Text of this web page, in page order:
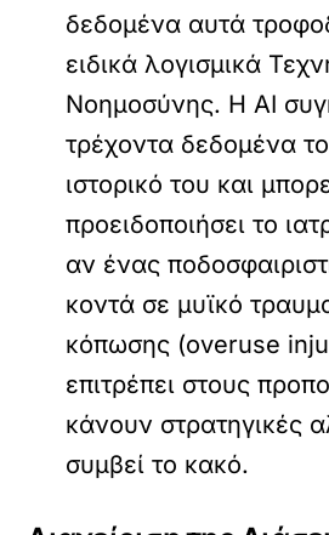
δεδομένα αυτά
ειδικά λογισμικά
Νοημοσύνης. Η AI
τρέχοντα δεδομένα
ιστορικό του και
προειδοποιήσει το
αν ένας
κοντά σε μυϊκό
κόπωσης (overuse
επιτρέπει στους
κάνουν στρατηγικές
συμβεί το κακό.